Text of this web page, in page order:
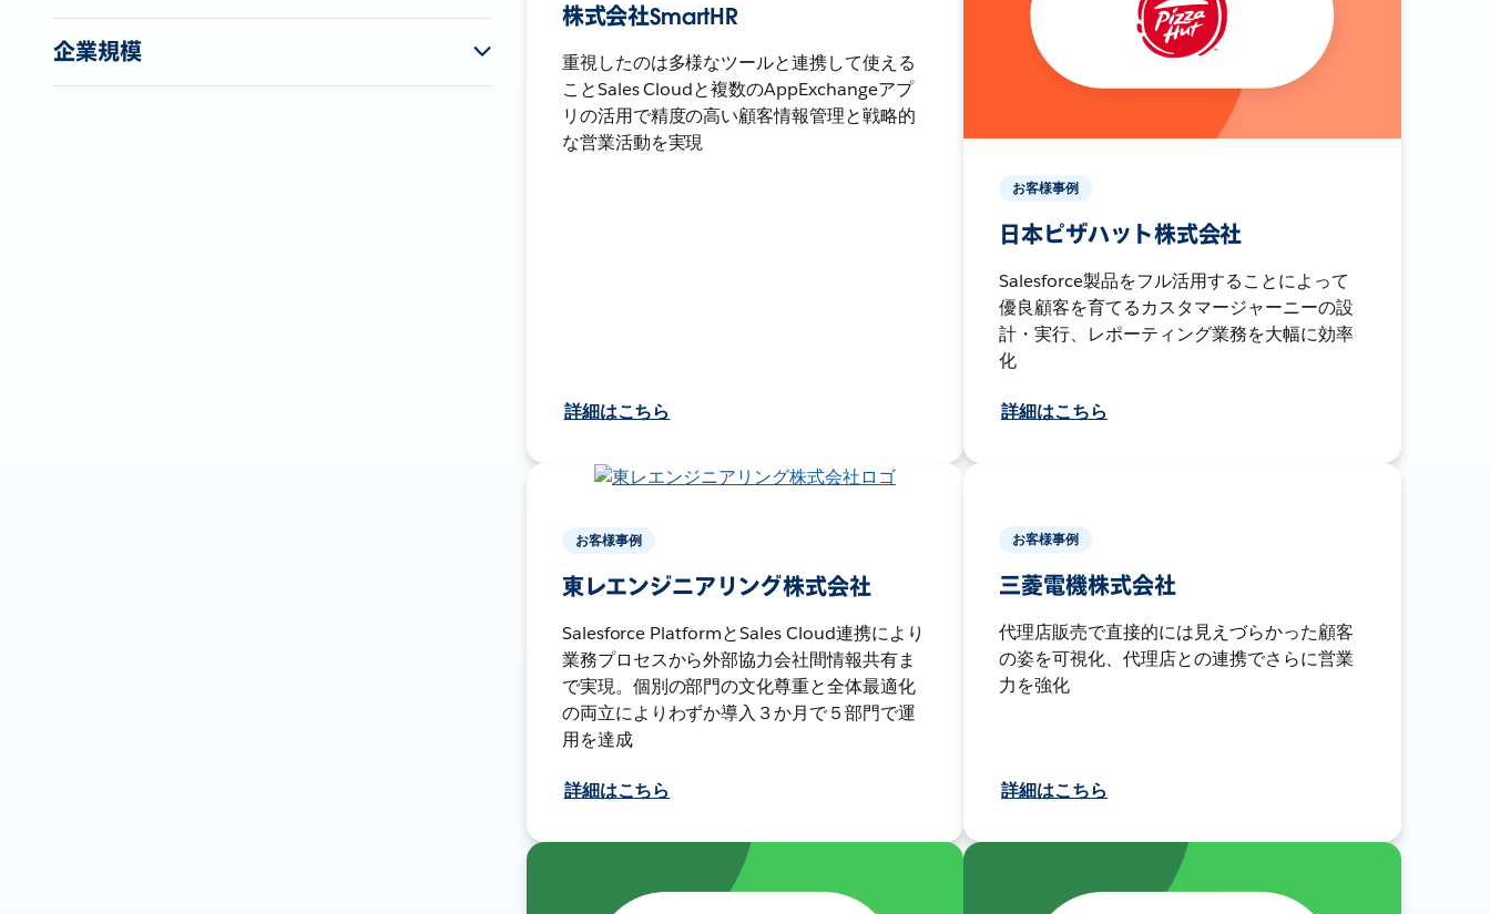
企業規模
株式会社SmartHR
重視したのは多様なツールと連携して使える
ことSales Cloudと複数のAppExchangeアプ
リの活用で精度の高い顧客情報管理と戦略的
な営業活動を実現
詳細はこちら
お客様事例
日本ピザハット株式会社
Salesforce製品をフル活用することによって
優良顧客を育てるカスタマージャーニーの設
計・実行、レポーティング業務を大幅に効率
化
詳細はこちら
お客様事例
東レエンジニアリング株式会社
Salesforce PlatformとSales Cloud連携により
業務プロセスから外部協力会社間情報共有ま
で実現。個別の部門の文化尊重と全体最適化
の両立によりわずか導入３か月で５部門で運
用を達成
詳細はこちら
お客様事例
三菱電機株式会社
代理店販売で直接的には見えづらかった顧客
の姿を可視化、代理店との連携でさらに営業
力を強化
詳細はこちら